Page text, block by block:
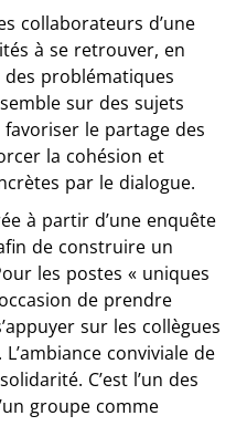
collaborateurs d’une
à se retrouver, en
problématiques
sur des sujets
le partage des
la cohésion et
par le dialogue.
à partir d’une enquête
de construire un
les postes « uniques
de prendre
sur les collègues
conviviale de
C’est l’un des
groupe comme